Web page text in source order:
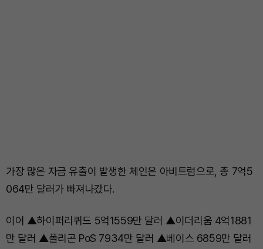
가장 많은 자금 유출이 발생한 체인은 아비트럼으로, 총 7억5
064만 달러가 빠져나갔다.
이어 ▲하이퍼리퀴드 5억1559만 달러 ▲이더리움 4억1881
만 달러 ▲폴리곤 PoS 7934만 달러 ▲베이스 6859만 달러